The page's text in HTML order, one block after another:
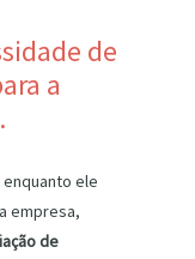
de
a
enquanto ele
empresa,
de